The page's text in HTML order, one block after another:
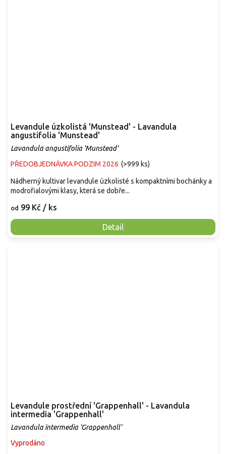
Levandule úzkolistá 'Munstead' - Lavandula
angustifolia 'Munstead'
Lavandula angustifolia 'Munstead'
PŘEDOBJEDNÁVKA PODZIM 2026 (>999 ks)
od 99 Kč / ks
Detail
Nádherný kultivar levandule úzkolisté s kompaktními bochánky a
modrofialovými klasy, která se dobře...
Levandule prostřední 'Grappenhall' - Lavandula
intermedia 'Grappenhall'
Lavandula intermedia 'Grappenhall'
Vyprodáno